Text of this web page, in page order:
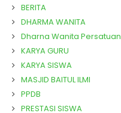
BERITA
DHARMA WANITA
Dharna Wanita Persatuan
KARYA GURU
KARYA SISWA
MASJID BAITUL ILMI
PPDB
PRESTASI SISWA